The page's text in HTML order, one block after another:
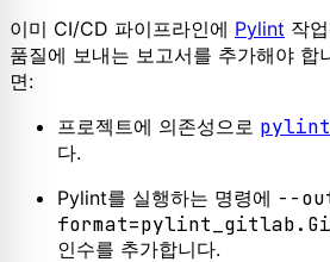
이미 CI/CD 파이프라인에 Pylint 작
품질에 보내는 보고서를 추가해야 합
면:
프로젝트에 의존성으로
다.
Pylint를 실행하는 명령에 --
인수를 추가합니다.